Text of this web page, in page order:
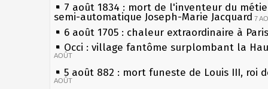
7 août 1834 : mort de l'inventeur du
semi-automatique Joseph-Marie Jacquard 7
6 août 1705 : chaleur extraordinaire à Paris
Occi : village fantôme surplombant la
AOÛT
5 août 882 : mort funeste de Louis III, roi
AOÛT